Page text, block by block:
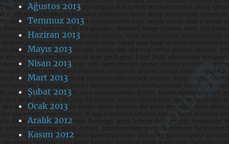
Ağustos 2013
Temmuz 2013
Haziran 2013
Mayıs 2013
Nisan 2013
Mart 2013
Şubat 2013
Ocak 2013
Aralık 2012
Kasım 2012